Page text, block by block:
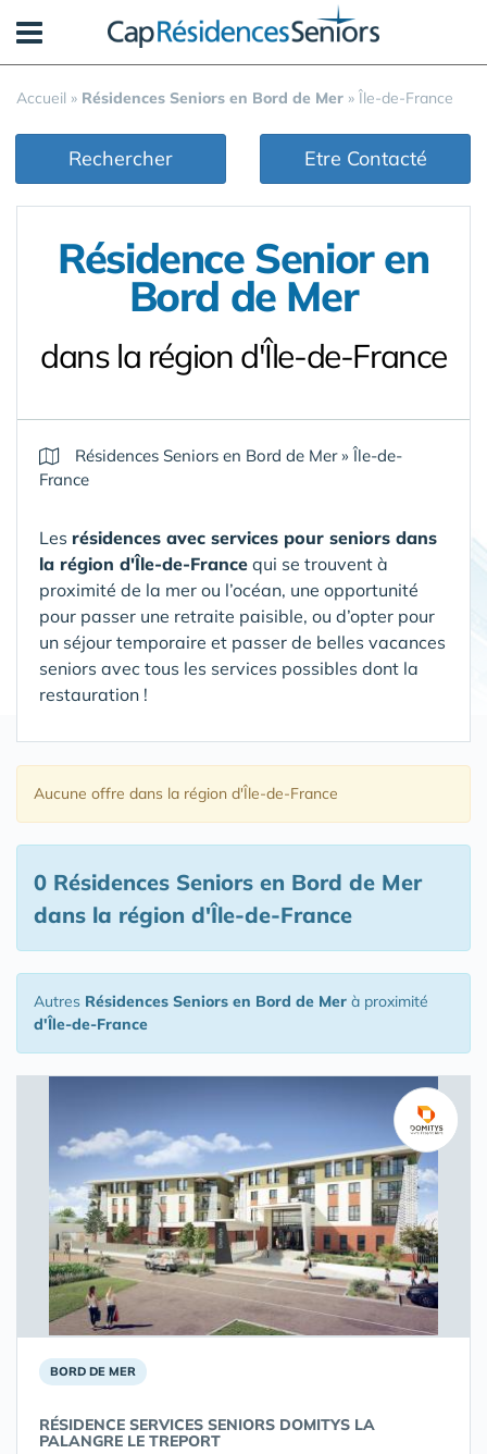
Accueil » Résidences Seniors en Bord de Mer » Île-de-France
Rechercher Etre Contacté
Résidence Senior en
Bord de Mer
dans la région d'Île-de-France
Résidences Seniors en Bord de Mer»Île-de-
France
Les résidences avec services pour seniors dans
la région d'Île-de-France qui se trouvent à
proximité de la mer ou l’océan, une opportunité
pour passer une retraite paisible, ou d’opter pour
un séjour temporaire et passer de belles vacances
seniors avec tous les services possibles dont la
restauration !
Aucune offre dans la région d'Île-de-France
0 Résidences Seniors en Bord de Mer
dans la région d'Île-de-France
Autres Résidences Seniors en Bord de Mer à proximité
d'Île-de-France
BORD DE MER
RÉSIDENCE SERVICES SENIORS DOMITYS LA
PALANGRE LE TREPORT